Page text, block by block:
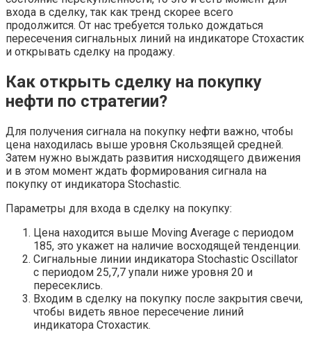
входа в сделку, так как тренд скорее всего
продолжится. От нас требуется только дождаться
пересечения сигнальных линий на индикаторе Стохастик
и открывать сделку на продажу.
Как открыть сделку на покупку
нефти по стратегии?
Для получения сигнала на покупку нефти важно, чтобы
цена находилась выше уровня Скользящей средней.
Затем нужно выждать развития нисходящего движения
и в этом момент ждать формирования сигнала на
покупку от индикатора Stochastic.
Параметры для входа в сделку на покупку:
Цена находится выше Moving Average с периодом
185, это укажет на наличие восходящей тенденции.
Сигнальные линии индикатора Stochastic Oscillator
с периодом 25,7,7 упали ниже уровня 20 и
пересеклись.
Входим в сделку на покупку после закрытия свечи,
чтобы видеть явное пересечение линий
индикатора Стохастик.